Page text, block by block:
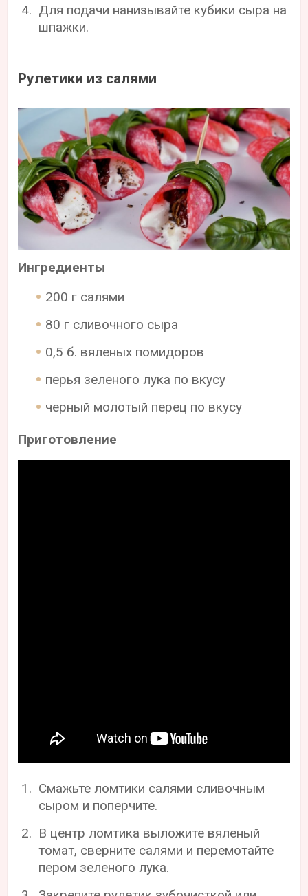
Для подачи нанизывайте кубики сыра на
шпажки.
Рулетики из салями
Ингредиенты
200 г салями
80 г сливочного сыра
0,5 б. вяленых помидоров
перья зеленого лука по вкусу
черный молотый перец по вкусу
Приготовление
Смажьте ломтики салями сливочным
сыром и поперчите.
В центр ломтика выложите вяленый
томат, сверните салями и перемотайте
пером зеленого лука.